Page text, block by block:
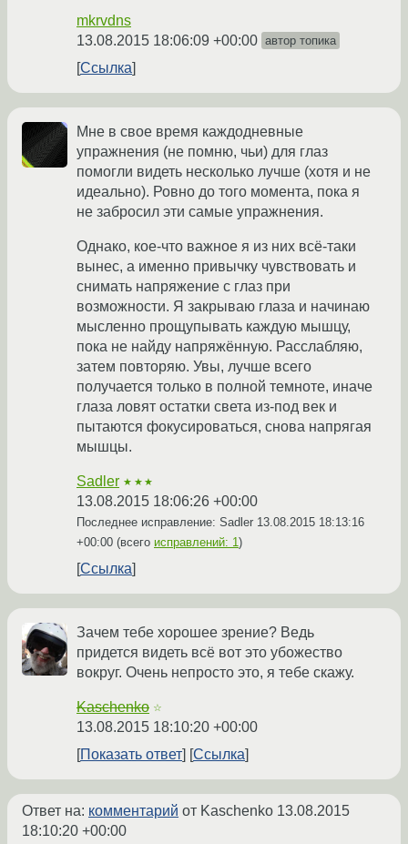
mkrvdns
13.08.2015 18:06:09 +00:00 автор топика
Ссылка
Мне в свое время каждодневные
упражнения (не помню, чьи) для глаз
помогли видеть несколько лучше (хотя и не
идеально). Ровно до того момента, пока я
не забросил эти самые упражнения.
Однако, кое-что важное я из них всё-таки
вынес, а именно привычку чувствовать и
снимать напряжение с глаз при
возможности. Я закрываю глаза и начинаю
мысленно прощупывать каждую мышцу,
пока не найду напряжённую. Расслабляю,
затем повторяю. Увы, лучше всего
получается только в полной темноте, иначе
глаза ловят остатки света из-под век и
пытаются фокусироваться, снова напрягая
мышцы.
Sadler ★★★
13.08.2015 18:06:26 +00:00
Последнее исправление: Sadler 13.08.2015 18:13:16
+00:00 (всего исправлений: 1)
Ссылка
Зачем тебе хорошее зрение? Ведь
придется видеть всё вот это убожество
вокруг. Очень непросто это, я тебе скажу.
Kaschenko ☆
13.08.2015 18:10:20 +00:00
Показать ответ
Ссылка
Ответ на: комментарий от Kaschenko 13.08.2015
18:10:20 +00:00